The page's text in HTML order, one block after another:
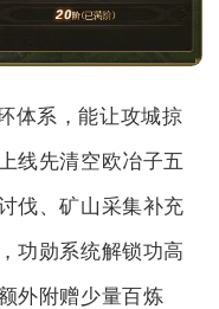
体系，能让攻城掠
线先清空欧冶子五
伐、矿山采集补充
功勋系统解锁功高
外附赠少量百炼